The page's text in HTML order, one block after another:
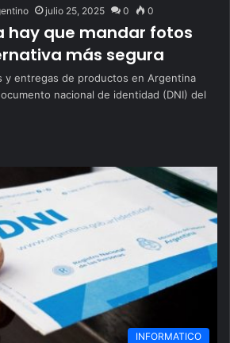
julio 25, 2025 0 0
hay que mandar fotos
más segura
y entregas de productos en Argentina
nacional de identidad (DNI) del
INFORMATICO